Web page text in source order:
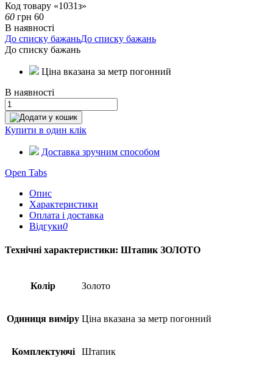
Код товару «1031з»
60 грн 60
В наявності
До списку бажаньДо списку бажань
До списку бажань
Ціна вказана за метр погонний
В наявності
Додати у кошик
Купити в один клік
Доставка зручним способом
Open Tabs
Опис
Характеристики
Оплата і доставка
Відгуки0
Технічні характеристики: Штапик ЗОЛОТО
Колір Золото
Одиниця виміру Ціна вказана за метр погонний
Комплектуючі Штапик